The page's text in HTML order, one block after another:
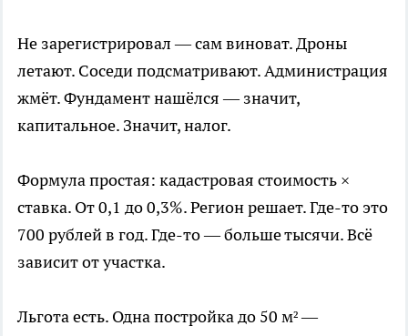
Не зарегистрировал — сам виноват. Дроны
летают. Соседи подсматривают. Администрация
жмёт. Фундамент нашёлся — значит,
капитальное. Значит, налог.
Формула простая: кадастровая стоимость ×
ставка. От 0,1 до 0,3%. Регион решает. Где-то это
700 рублей в год. Где-то — больше тысячи. Всё
зависит от участка.
Льгота есть. Одна постройка до 50 м² —